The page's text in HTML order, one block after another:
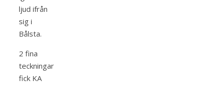
ljud ifrån
sig i
Bålsta.
2 fina
teckningar
fick KA